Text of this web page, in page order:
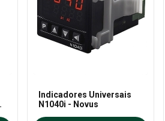
Indicadores Universais
N1040i - Novus